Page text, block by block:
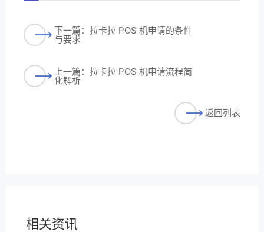
下一篇：拉卡拉 POS 机申请的条件
与要求
上一篇：拉卡拉 POS 机申请流程简
化解析
返回列表
相关资讯